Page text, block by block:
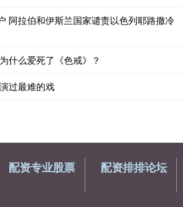
阿拉伯和伊斯兰国家谴责以色列耶路撒冷
什么爱死了《色戒》？
过最难的戏
配资专业股票 配资排排论坛